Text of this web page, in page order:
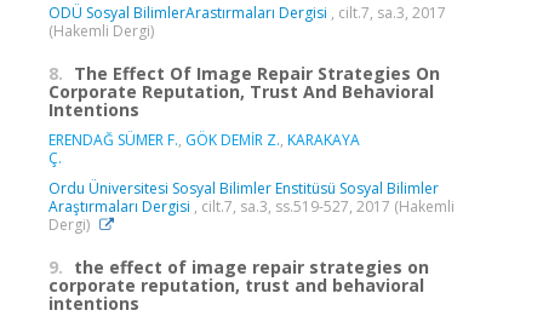
ODÜ Sosyal BilimlerArastırmaları Dergisi , cilt.7, sa.3, 2017
(Hakemli Dergi)
8. The Effect Of Image Repair Strategies On
Corporate Reputation, Trust And Behavioral
Intentions
ERENDAĞ SÜMER F., GÖK DEMİR Z., KARAKAYA
Ç.
Ordu Üniversitesi Sosyal Bilimler Enstitüsü Sosyal Bilimler
Araştırmaları Dergisi , cilt.7, sa.3, ss.519-527, 2017 (Hakemli
Dergi)
9. the effect of image repair strategies on
corporate reputation, trust and behavioral
intentions